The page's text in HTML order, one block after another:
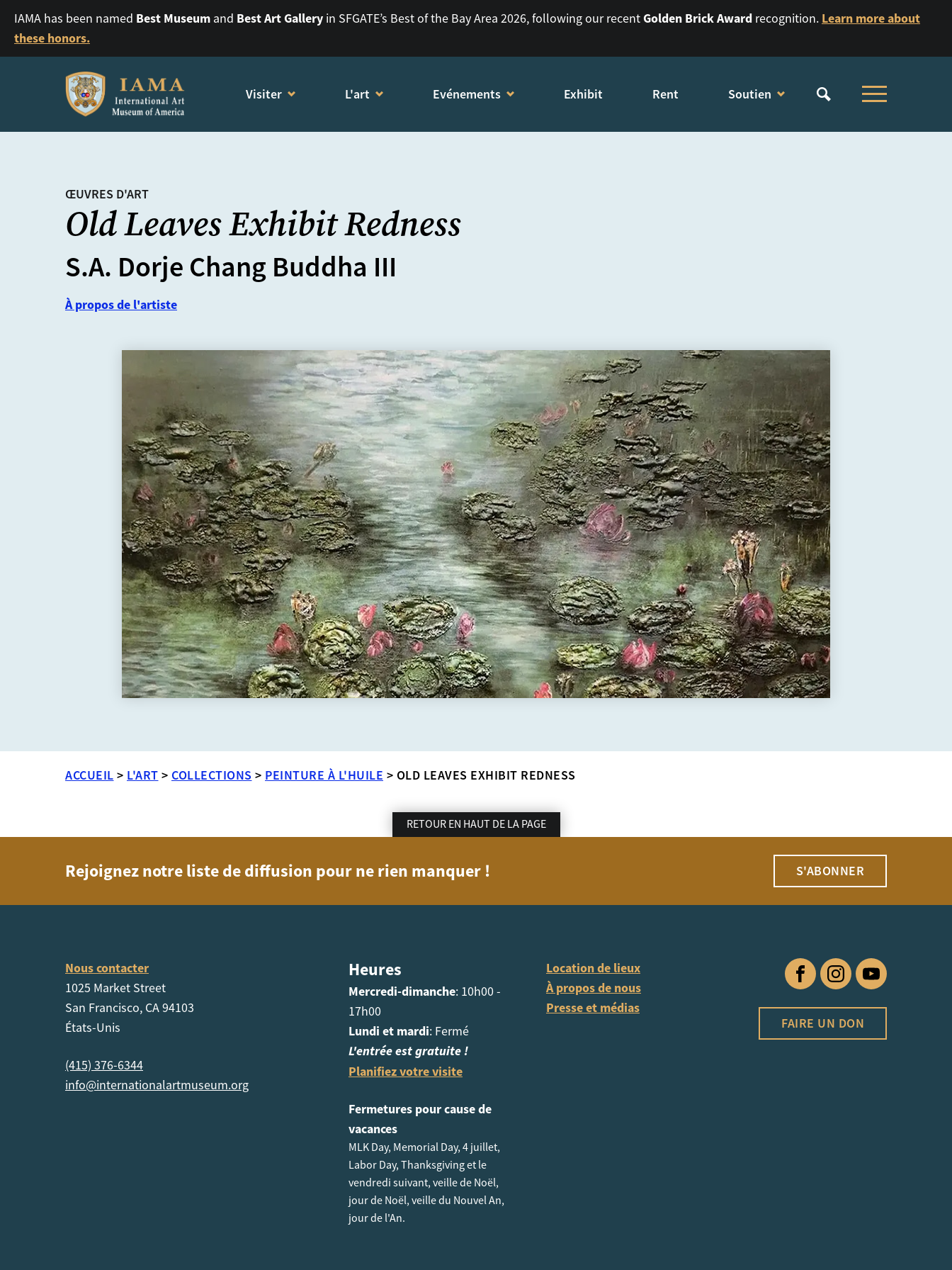
IAMA has been named Best Museum and Best Art Gallery in SFGATE’s Best of the Bay Area 2026, following our recentGolden Brick Award recognition. Learn more about
these honors.
Visiter L'art Evénements Exhibit Rent Soutien
ŒUVRES D'ART
Old Leaves Exhibit Redness
S.A. Dorje Chang Buddha III
À propos de l'artiste
ACCUEIL > L'ART > COLLECTIONS > PEINTURE À L'HUILE > OLD LEAVES EXHIBIT REDNESS
RETOUR EN HAUT DE LA PAGE
Rejoignez notre liste de diffusion pour ne rien manquer ! S'ABONNER
Nous contacter
1025 Market Street
San Francisco, CA 94103
États-Unis
(415) 376-6344
info@internationalartmuseum.org
Heures
Mercredi-dimanche: 10h00 -
17h00
Lundi et mardi: Fermé
L'entrée est gratuite !
Planifiez votre visite
Fermetures pour cause de
vacances
MLK Day, Memorial Day, 4 juillet,
Labor Day, Thanksgiving et le
vendredi suivant, veille de Noël,
jour de Noël, veille du Nouvel An,
jour de l'An.
Location de lieux
À propos de nous
Presse et médias
FacebookInstagramYouTube
FAIRE UN DON